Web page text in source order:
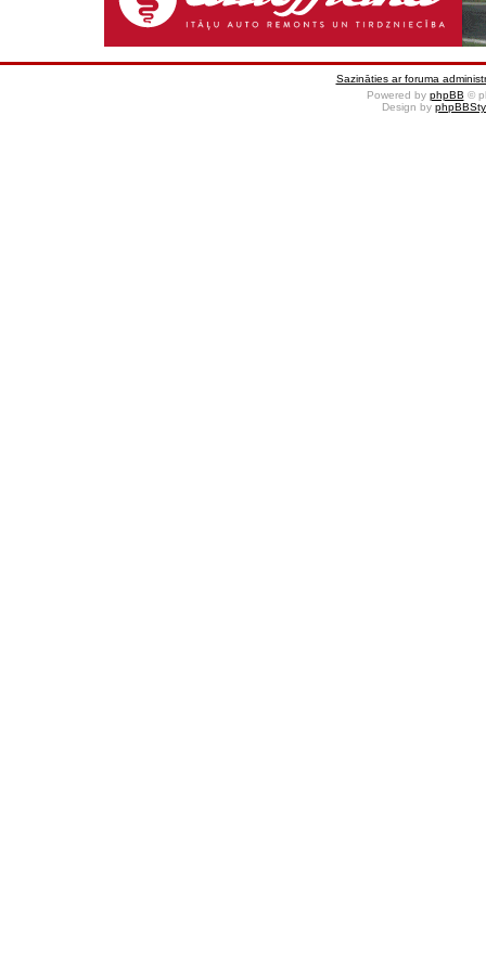
Sazināties ar foruma
Powered by phpBB ©
Design by